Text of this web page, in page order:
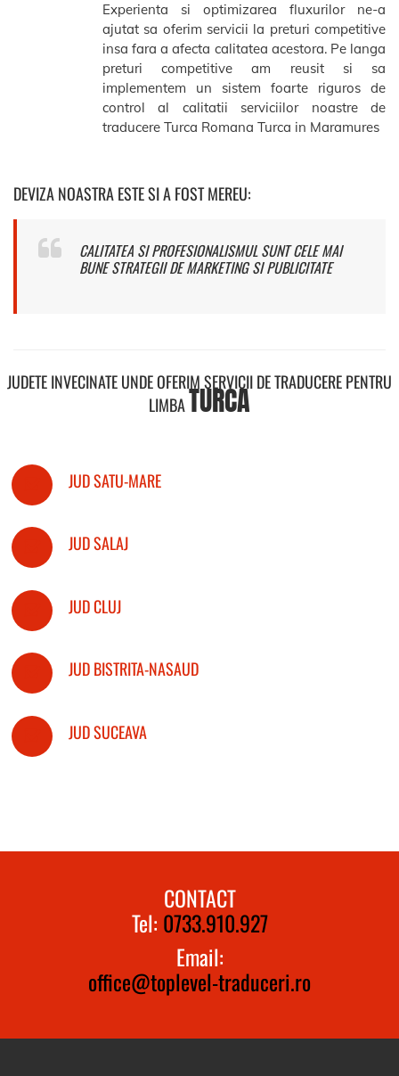
Experienta si optimizarea fluxurilor ne-a
ajutat sa oferim servicii la preturi competitive
insa fara a afecta calitatea acestora. Pe langa
preturi competitive am reusit si sa
implementem un sistem foarte riguros de
control al calitatii serviciilor noastre de
traducere Turca Romana Turca in Maramures
DEVIZA NOASTRA ESTE SI A FOST MEREU:
CALITATEA SI PROFESIONALISMUL SUNT CELE MAI
BUNE STRATEGII DE MARKETING SI PUBLICITATE
JUDETE INVECINATE UNDE OFERIM SERVICII DE TRADUCERE PENTRU
LIMBATURCA
JUD SATU-MARE
JUD SALAJ
JUD CLUJ
JUD BISTRITA-NASAUD
JUD SUCEAVA
CONTACT
Tel: 0733.910.927
Email:
office@toplevel-traduceri.ro